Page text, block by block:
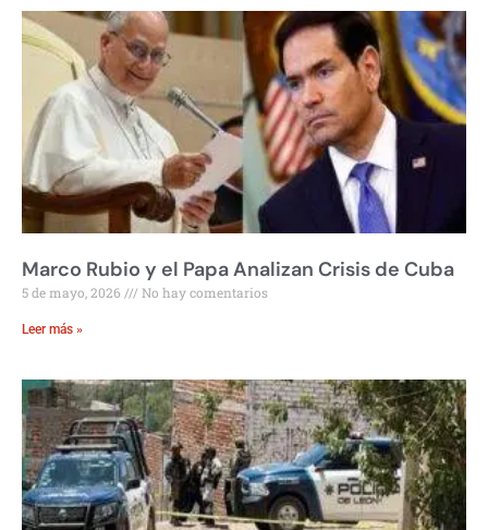
Marco Rubio y el Papa Analizan Crisis de Cuba
5 de mayo, 2026 No hay comentarios
Leer más »